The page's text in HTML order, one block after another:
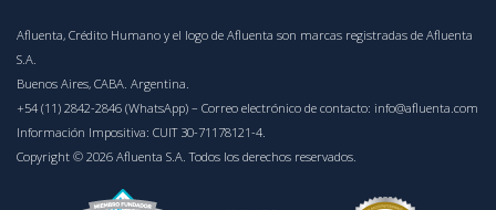
Afluenta, Crédito Humano y el logo de Afluenta son marcas registradas de Afluenta
S.A.
Buenos Aires, CABA. Argentina.
+54 (11) 2842-2846 (WhatsApp) – Correo electrónico de contacto: info@afluenta.com
Información Impositiva: CUIT 30-71178121-4.
Copyright © 2026 Afluenta S.A. Todos los derechos reservados.